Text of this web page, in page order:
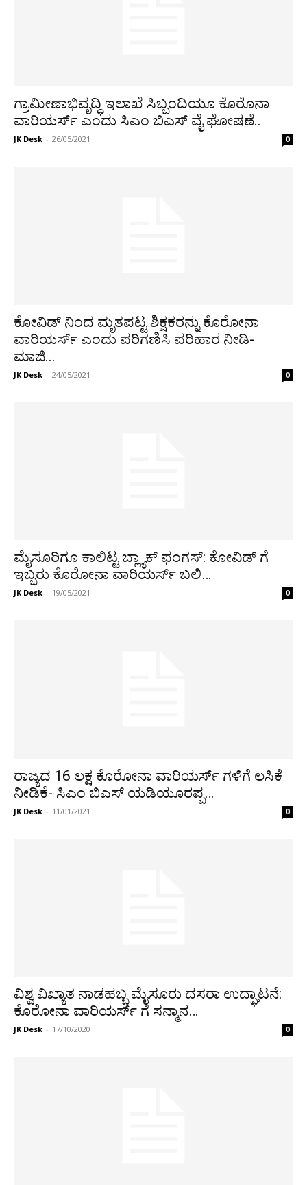
ಗ್ರಾಮೀಣಾಭಿವೃದ್ಧಿ ಇಲಾಖೆ ಸಿಬ್ಬಂದಿಯೂ ಕೊರೊನಾ
ವಾರಿಯರ್ಸ್ ಎಂದು ಸಿಎಂ ಬಿಎಸ್ ವೈ ಘೋಷಣೆ..
JK Desk - 26/05/2021 0
ಕೋವಿಡ್ ನಿಂದ ಮೃತಪಟ್ಟ ಶಿಕ್ಷಕರನ್ನು ಕೊರೋನಾ
ವಾರಿಯರ್ಸ್ ಎಂದು ಪರಿಗಣಿಸಿ ಪರಿಹಾರ ನೀಡಿ-
ಮಾಜಿ...
JK Desk - 24/05/2021 0
ಮೈಸೂರಿಗೂ ಕಾಲಿಟ್ಟ ಬ್ಲ್ಯಾಕ್ ಫಂಗಸ್: ಕೋವಿಡ್ ಗೆ
ಇಬ್ಬರು ಕೊರೋನಾ ವಾರಿಯರ್ಸ್ ಬಲಿ…
JK Desk - 19/05/2021 0
ರಾಜ್ಯದ 16 ಲಕ್ಷ ಕೊರೋನಾ ವಾರಿಯರ್ಸ್ ಗಳಿಗೆ ಲಸಿಕೆ
ನೀಡಿಕೆ- ಸಿಎಂ ಬಿಎಸ್ ಯಡಿಯೂರಪ್ಪ…
JK Desk - 11/01/2021 0
ವಿಶ್ವ ವಿಖ್ಯಾತ ನಾಡಹಬ್ಬ ಮೈಸೂರು ದಸರಾ ಉದ್ಘಾಟನೆ:
ಕೊರೋನಾ ವಾರಿಯರ್ಸ್ ಗೆ ಸನ್ಮಾನ…
JK Desk - 17/10/2020 0